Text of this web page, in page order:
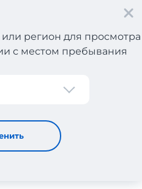
регион для просмотра
с местом пребывания